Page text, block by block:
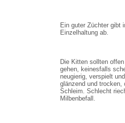
Ein guter Züchter gibt
Einzelhaltung ab.
Die Kitten sollten
gehen, keinesfalls
neugierig, verspielt
glänzend und trocken,
Schleim. Schlecht
Milbenbefall.